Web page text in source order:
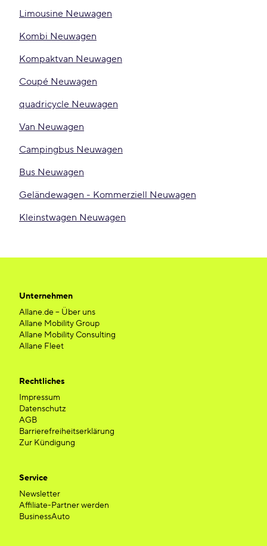
Limousine Neuwagen
Kombi Neuwagen
Kompaktvan Neuwagen
Coupé Neuwagen
quadricycle Neuwagen
Van Neuwagen
Campingbus Neuwagen
Bus Neuwagen
Geländewagen - Kommerziell Neuwagen
Kleinstwagen Neuwagen
Unternehmen
Allane.de – Über uns
Allane Mobility Group
Allane Mobility Consulting
Allane Fleet
Rechtliches
Impressum
Datenschutz
AGB
Barrierefreiheitserklärung
Zur Kündigung
Service
Newsletter
Affiliate-Partner werden
BusinessAuto